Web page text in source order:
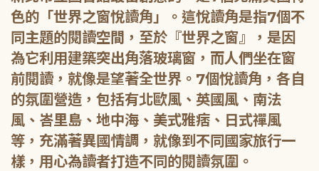
色的「世界之窗悅讀角」。這悅讀角是指7個不
同主題的閱讀空間，至於『世界之窗』，是因
為它利用建築突出角落玻璃窗，而人們坐在窗
前閱讀，就像是望著全世界。7個悅讀角，各自
的氛圍營造，包括有北歐風、英國風、南法
風、峇里島、地中海、美式雅痞、日式禪風
等，充滿著異國情調，就像到不同國家旅行一
樣，用心為讀者打造不同的閱讀氛圍。